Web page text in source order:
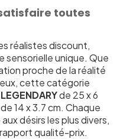
toutes
réalistes discount,
sensorielle unique. Que
proche de la réalité
cette catégorie
de 25 x 6
de 14 x 3.7 cm. Chaque
désirs les plus divers,
qualité-prix.